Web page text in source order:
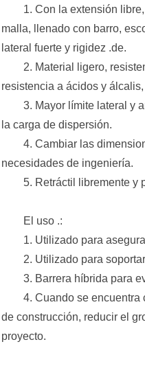
1. Con la extensión
malla, llenado con barro,
lateral fuerte y rigidez .de.
2. Material ligero,
resistencia a ácidos y
3. Mayor límite lateral y
la carga de dispersión.
4. Cambiar las
necesidades de ingeniería.
5. Retráctil libremente y
El uso .:
1. Utilizado para
2. Utilizado para
3. Barrera híbrida para
4. Cuando se
de construcción, reducir el
proyecto.